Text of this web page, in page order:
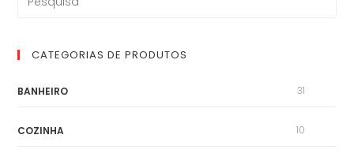
CATEGORIAS DE PRODUTOS
BANHEIRO 31
COZINHA 10